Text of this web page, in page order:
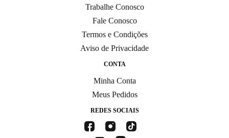
Trabalhe Conosco
Fale Conosco
Termos e Condições
Aviso de Privacidade
CONTA
Minha Conta
Meus Pedidos
REDES SOCIAIS